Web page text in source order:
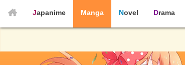
Japanime Manga Novel Drama